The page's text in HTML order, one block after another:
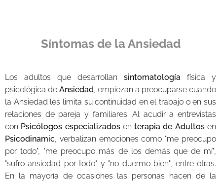
Síntomas de la Ansiedad
Los adultos que desarrollan sintomatología física y
psicológica de Ansiedad , empiezan a preocuparse cuando
la Ansiedad les limita su continuidad en el trabajo o en sus
relaciones de pareja y familiares. Al acudir a entrevistas
con Psicólogos especializadosenterapia de Adultosen
Psicodinamic , verbalizan emociones como "me preocupo
por todo", "me preocupo más de los demás que de mí",
"sufro ansiedad por todo" y "no duermo bien", entre otras.
En la mayoría de ocasiones las personas hacen de la